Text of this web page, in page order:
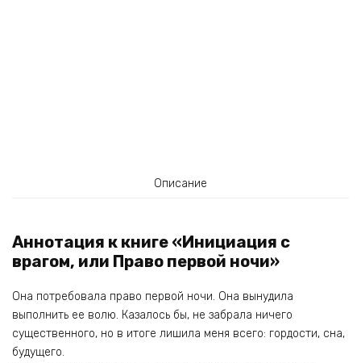
Описание
Аннотация к книге «Инициация с
врагом, или Право первой ночи»
Она потребовала право первой ночи. Она вынудила
выполнить ее волю. Казалось бы, не забрала ничего
существенного, но в итоге лишила меня всего: гордости, сна,
будущего.